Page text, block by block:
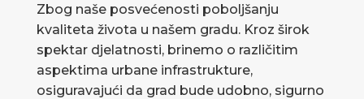
Zbog naše posvećenosti poboljšanju
kvaliteta života u našem gradu. Kroz širok
spektar djelatnosti, brinemo o različitim
aspektima urbane infrastrukture,
osiguravajući da grad bude udobno, sigurno